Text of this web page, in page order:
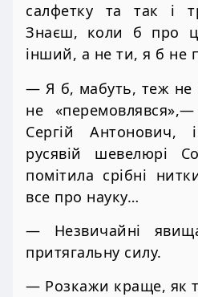
салфетку та так і
Знаєш, коли б про
інший, а не ти, я б не
— Я б, мабуть, теж не
не
Сергій Антонович,
русявій шевелюрі
помітила срібні
все про науку…
— Незвичайні
притягальну силу.
— Розкажи краще, як